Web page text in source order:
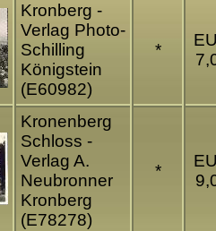
Kronberg -
Verlag Photo-
Schilling
Königstein
(E60982)
*
Kronenberg
Schloss -
Verlag A.
Neubronner
Kronberg
(E78278)
*